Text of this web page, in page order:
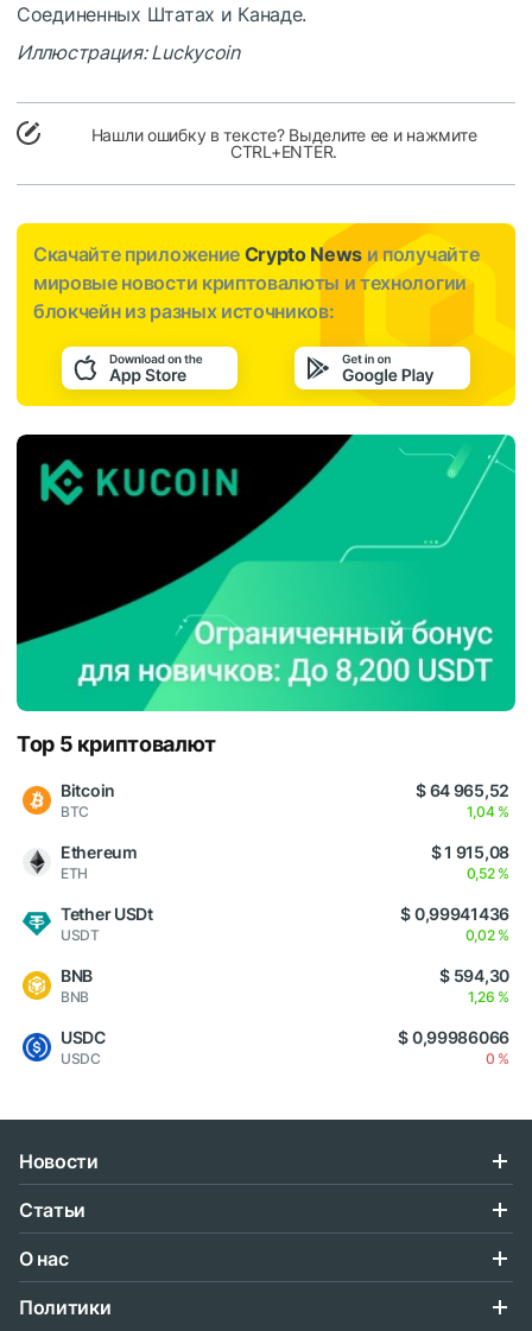
Соединенных Штатах и ​​Канаде.
Иллюстрация: Luckycoin
Нашли ошибку в тексте? Выделите ее и нажмите
CTRL+ENTER.
Скачайте приложение Crypto News и получайте
мировые новости криптовалюты и технологии
блокчейн из разных источников:
Top 5 криптовалют
Bitcoin
BTC
$ 64 965,52
1,04 %
Ethereum
ETH
$ 1 915,08
0,52 %
Tether USDt
USDT
$ 0,99941436
0,02 %
BNB
BNB
$ 594,30
1,26 %
USDC
USDC
$ 0,99986066
0 %
Новости
Статьи
О нас
Политики